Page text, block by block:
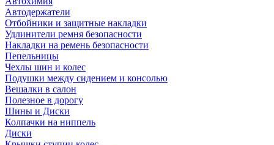
Автодержатели
Отбойники и защитные накладки
Удлинители ремня безопасности
Накладки на ремень безопасности
Пепельницы
Чехлы шин и колес
Подушки между сидением и консолью
Вешалки в салон
Полезное в дорогу
Шины и Диски
Колпачки на ниппель
Диски